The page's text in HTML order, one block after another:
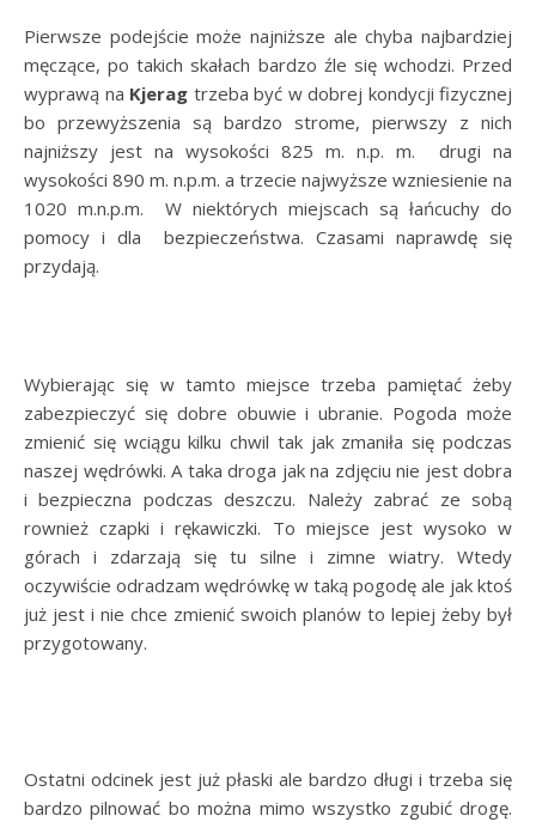
Pierwsze podejście może najniższe ale chyba najbardziej
męczące, po takich skałach bardzo źle się wchodzi. Przed
wyprawą na Kjerag trzeba być w dobrej kondycji fizycznej
bo przewyższenia są bardzo strome, pierwszy z nich
najniższy jest na wysokości 825 m. n.p. m. drugi na
wysokości 890 m. n.p.m. a trzecie najwyższe wzniesienie na
1020 m.n.p.m. W niektórych miejscach są łańcuchy do
pomocy i dla bezpieczeństwa. Czasami naprawdę się
przydają.
Wybierając się w tamto miejsce trzeba pamiętać żeby
zabezpieczyć się dobre obuwie i ubranie. Pogoda może
zmienić się wciągu kilku chwil tak jak zmaniła się podczas
naszej wędrówki. A taka droga jak na zdjęciu nie jest dobra
i bezpieczna podczas deszczu. Należy zabrać ze sobą
rownież czapki i rękawiczki. To miejsce jest wysoko w
górach i zdarzają się tu silne i zimne wiatry. Wtedy
oczywiście odradzam wędrówkę w taką pogodę ale jak ktoś
już jest i nie chce zmienić swoich planów to lepiej żeby był
przygotowany.
Ostatni odcinek jest już płaski ale bardzo długi i trzeba się
bardzo pilnować bo można mimo wszystko zgubić drogę.